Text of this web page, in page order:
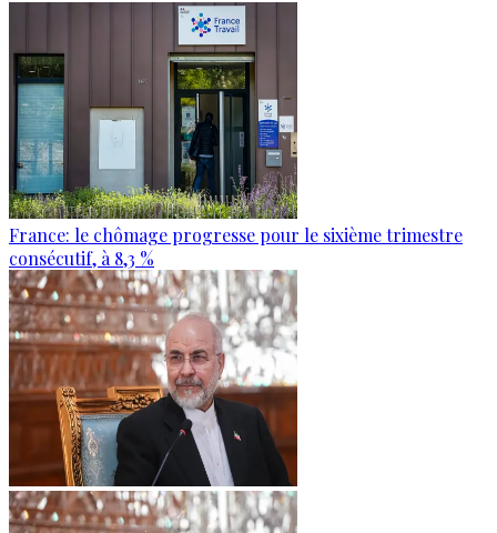
France: le chômage progresse pour le sixième trimestre
consécutif, à 8,3 %